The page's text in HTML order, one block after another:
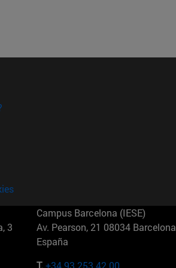
3
Campus Barcelona (IESE)
Av. Pearson, 21 08034 Barcelona
España
T. +34 93 253 42 00